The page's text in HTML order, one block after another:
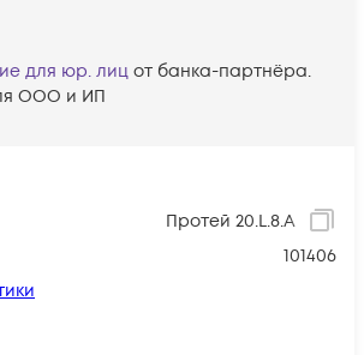
Протей 20.L.8.A
101406
для юр. лиц от банка-партнёра.
ООО и ИП